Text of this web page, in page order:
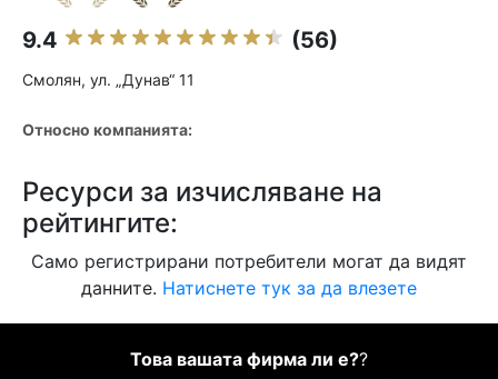
9.4 (56)
Смолян, ул. „Дунав“ 11
Относно компанията:
Ресурси за изчисляване на
рейтингите:
Само регистрирани потребители могат да видят
данните. Натиснете тук за да влезете
Това вашата фирма ли е??